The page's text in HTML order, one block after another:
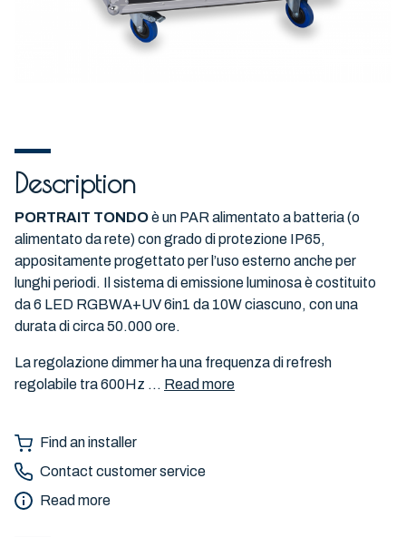
Description
PORTRAIT TONDOè un PAR alimentato a batteria (o
alimentato da rete) con grado di protezione IP65,
appositamente progettato per l’uso esterno anche per
lunghi periodi. Il sistema di emissione luminosa è costituito
da 6 LED RGBWA+UV 6in1 da 10W ciascuno, con una
durata di circa 50.000 ore.
La regolazione dimmer ha una frequenza di refresh
regolabile tra 600Hz ... Read more
Find an installer
Contact customer service
Read more